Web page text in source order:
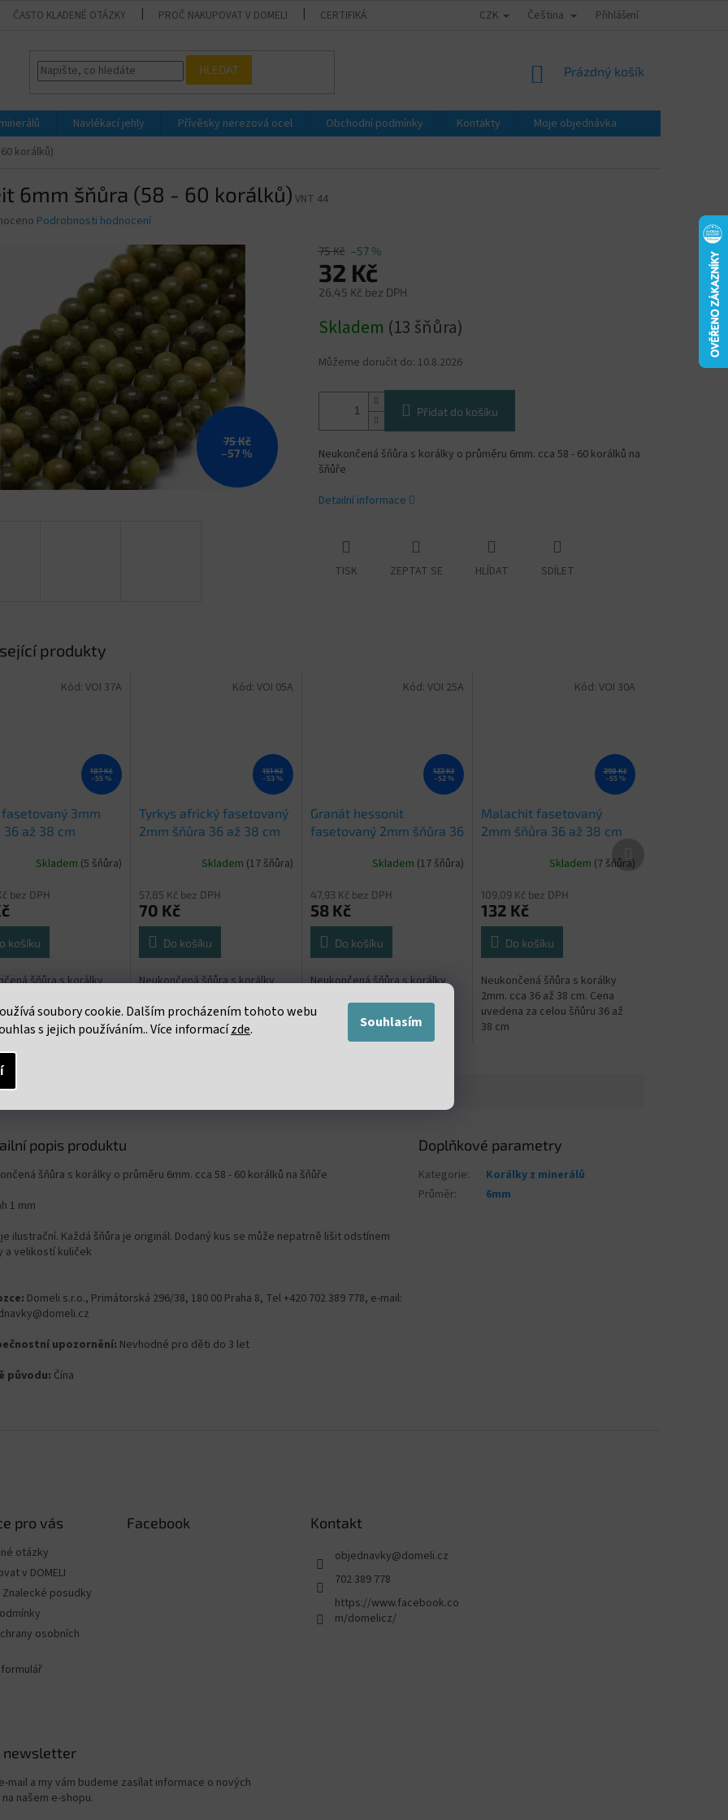
soubory cookie. Dalším procházením tohoto webu
s jejich používáním.. Více informacízde. Souhlasím
ČASTO KLADENÉ OTÁZKY PROČ NAKUPOVAT V DOMELI CERTIFIKÁTY - ZNALECKÉ POSUDKY OBCHODNÍ PODMÍNKY
CZK Čeština Přihlášení
HLEDAT
NÁKUPNÍ
Prázdný košík
Navlékací jehly Přívěsky nerezová ocel Obchodní podmínky Kontakty
Moje objednávka
korálků)
6mm šňůra (58 - 60 korálků) VNT 44
Podrobnosti hodnocení
75 Kč
–57 %
75 Kč –57 %
32 Kč
26,45 Kč bez DPH
cena:
Skladem (13 šňůra)
Můžeme doručit do: 10.8.2026
Přidat do košíku
Neukončená šňůra s korálky o průměru 6mm. cca 58 - 60 korálků na
šňůře
Detailní informace
TISK ZEPTAT SE HLÍDAT SDÍLET
produkty
187 Kč
–55 %
3mm
36 až 38 cm
Skladem (5 šňůra)
bez DPH
košíku
šňůra s korálky
za celou šňůru 36 až
Kód: VOI 37A
151 Kč
–53 %
Tyrkys africký fasetovaný
2mm šňůra 36 až 38 cm
Skladem (17 šňůra)
57,85 Kč bez DPH
70 Kč
Do košíku
Neukončená šňůra s korálky
uvedena za celou šňůru 36 až
38 cm
Kód: VOI 05A
122 Kč
–52 %
Granát hessonit
fasetovaný 2mm šňůra 36
Skladem (17 šňůra)
47,93 Kč bez DPH
58 Kč
Do košíku
Neukončená šňůra s korálky
uvedena za celou šňůru 36 až
Kód:VOI 25A
298 Kč
–55 %
Malachit fasetovaný
2mm šňůra 36 až 38 cm
Skladem (7 šňůra)
109,09 Kč bez DPH
132 Kč
Do košíku
Neukončená šňůra s korálky
2mm. cca 36 až 38 cm. Cena
uvedena za celou šňůru 36 až
38 cm
Kód: VOI 30A
produkt
popis produktu
šňůra s korálky o průměru 6mm. cca 58 - 60 korálků na šňůře
1 mm
ilustrační. Každá šňůra je originál. Dodaný kus se může nepatrně lišit odstínem
a velikostí kuliček
Domeli s.r.o., Primátorská 296/38, 180 00 Praha 8, Tel +420 702 389 778, e-mail:
upozornění: Nevhodné pro děti do 3 let
původu: Čína
Doplňkové parametry
Kategorie:
Korálky z minerálů
Průměr: 6mm
pro vás
otázky
v DOMELI
posudky
osobních
Facebook Kontakt
objednavky@domeli.cz
702 389 778
https://www.facebook.co
m/domelicz/
newsletter
mail a my vám budeme zasílat informace o nových
našem e-shopu.